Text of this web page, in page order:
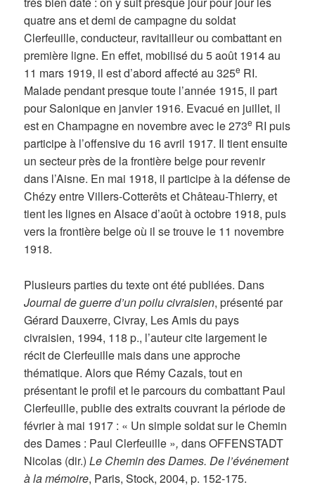
quatre ans et demi de campagne du soldat
Clerfeuille, conducteur, ravitailleur ou combattant en
première ligne. En effet, mobilisé du 5 août 1914 au
11 mars 1919, il est d’abord affecté au 325e RI.
Malade pendant presque toute l’année 1915, il part
pour Salonique en janvier 1916. Evacué en juillet, il
est en Champagne en novembre avec le 273e RI puis
participe à l’offensive du 16 avril 1917. Il tient ensuite
un secteur près de la frontière belge pour revenir
dans l’Aisne. En mai 1918, il participe à la défense de
Chézy entre Villers-Cotterêts et Château-Thierry, et
tient les lignes en Alsace d’août à octobre 1918, puis
vers la frontière belge où il se trouve le 11 novembre
1918.
Plusieurs parties du texte ont été publiées. Dans
Journal de guerre d’un poilu civraisien, présenté par
Gérard Dauxerre, Civray, Les Amis du pays
civraisien, 1994, 118 p., l’auteur cite largement le
récit de Clerfeuille mais dans une approche
thématique. Alors que Rémy Cazals, tout en
présentant le profil et le parcours du combattant Paul
Clerfeuille, publie des extraits couvrant la période de
février à mai 1917 : « Un simple soldat sur le Chemin
des Dames : Paul Clerfeuille », dans OFFENSTADT
Nicolas (dir.)Le Chemin des Dames. De l’événement
à la mémoire, Paris, Stock, 2004, p. 152-175.